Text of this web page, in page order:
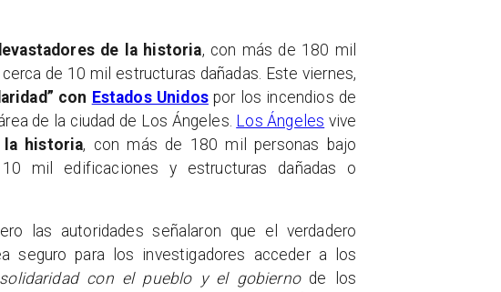
de la historia, con más de 180 mil
de 10 mil estructuras dañadas. Este viernes,
con Estados Unidospor los incendios de
de la ciudad de Los Ángeles. Los Ángeles vive
la historia, con más de 180 mil personas bajo
mil edificaciones y estructuras dañadas o
las autoridades señalaron que el verdadero
seguro para los investigadores acceder a los
solidaridad con el pueblo y el gobiernode los